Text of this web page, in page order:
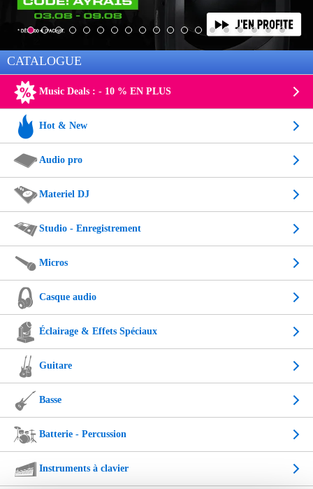
CATALOGUE
Music Deals : - 10 % EN PLUS
Hot & New
Audio pro
Materiel DJ
Studio - Enregistrement
Micros
Casque audio
Éclairage & Effets Spéciaux
Guitare
Basse
Batterie - Percussion
Instruments à clavier